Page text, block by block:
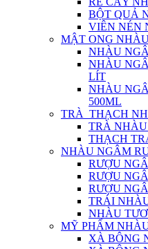
BỘT QUẢ
VIÊN NÉN
MẬT ONG
NHÀU
NHÀU
LÍT
NHÀU
500ML
TRÀ_THẠCH
TRÀ
THẠCH
NHÀU NGÂM
RƯỢU
RƯỢU
RƯỢU
TRÁI
NHÀU
MỸ PHẨM
XÀ BÔNG